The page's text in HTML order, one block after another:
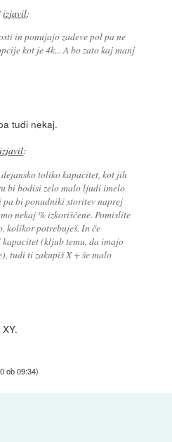
izjavil:
in ponujajo zadeve pol pa ne
kot je 4k... A bo zato kaj manj
tudi nekaj.
izjavil:
toliko kapacitet, kot jih
bi bodisi zelo malo ljudi imelo
bi ponudniki storitev naprej
nekaj % izkoriščene. Pomislite
kolikor potrebuješ. In če
(kljub temu, da imajo
tudi ti zakupiš X + še malo
ob 09:34)